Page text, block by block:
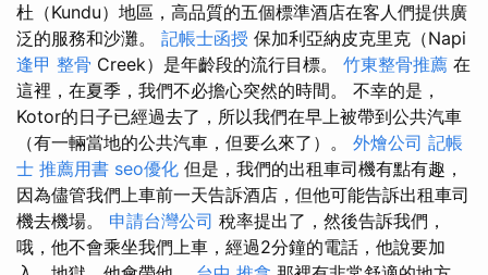
杜（Kundu）地區，高品質的五個標準酒店在客人們提供廣
泛的服務和沙灘。 記帳士函授 保加利亞納皮克里克（Napi
逢甲 整骨 Creek）是年齡段的流行目標。 竹東整骨推薦 在
這裡，在夏季，我們不必擔心突然的時間。 不幸的是，
Kotor的日子已經過去了，所以我們在早上被帶到公共汽車
（有一輛當地的公共汽車，但要么來了）。 外燴公司 記帳
士 推薦用書 seo優化 但是，我們的出租車司機有點有趣，
因為儘管我們上車前一天告訴酒店，但他可能告訴出租車司
機去機場。 申請台灣公司 稅率提出了，然後告訴我們，
哦，他不會乘坐我們上車，經過2分鐘的電話，他說要加